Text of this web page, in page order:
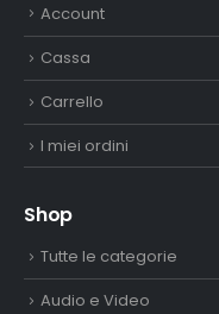
Account
Cassa
Carrello
I miei ordini
Shop
Tutte le categorie
Audio e Video